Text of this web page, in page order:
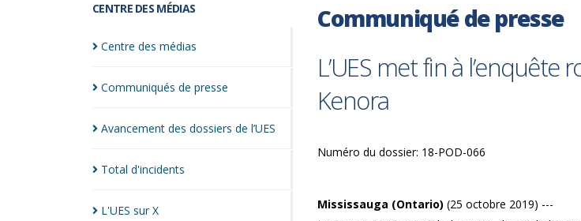
CENTRE DES MÉDIAS
Centre des médias
Communiqués de presse
Avancement des dossiers de l’UES
Total d'incidents
L'UES surX
Communiqué de presse
L’UES met fin à
Kenora
Numéro du dossier: 18-POD-066
Mississauga (Ontario) (25 octobre 2019) ---